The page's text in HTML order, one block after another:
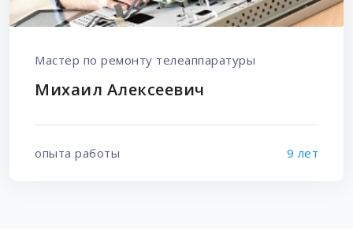
Мастер по ремонту телеаппаратуры
Михаил Алексеевич
опыта работы 9 лет